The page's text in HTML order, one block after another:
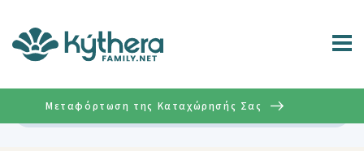
Μεταφόρτωση της Καταχώρησής Σας